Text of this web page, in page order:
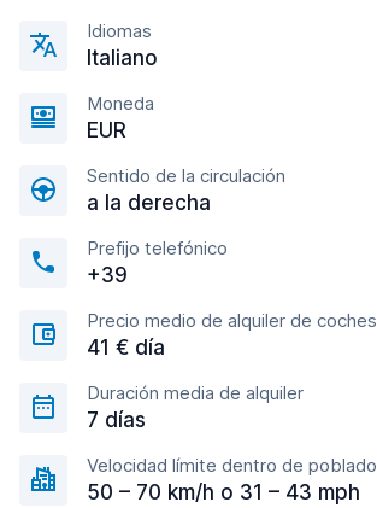
Idiomas
Italiano
Moneda
EUR
Sentido de la circulación
a la derecha
Prefijo telefónico
+39
Precio medio de alquiler de coches
41 € día
Duración media de alquiler
7 días
Velocidad límite dentro de poblado
50 – 70 km/h o 31 – 43 mph